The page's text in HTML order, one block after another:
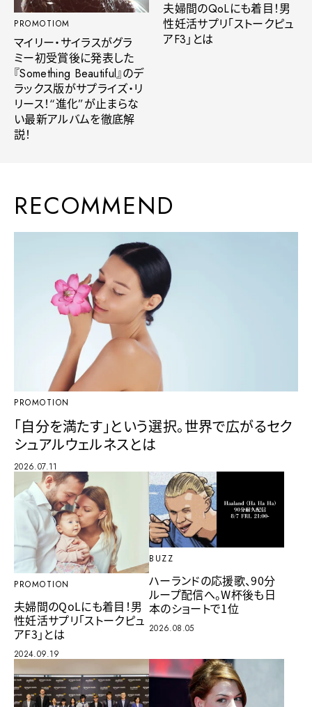
PROMOTIOM
マイリー・サイラスがグラ
ミー初受賞後に発表した
『Something Beautiful』のデ
ラックス版がサプライズ・リ
リース！“進化”が止まらな
い最新アルバムを徹底解
説！
夫婦間のQoLにも着目！男
性妊活サプリ「ストークピュ
アF3」とは
RECOMMEND
PROMOTION
「自分を満たす」という選択。世界で広がるセク
シュアルウェルネスとは
2026.07.11
PROMOTION
夫婦間のQoLにも着目！男
性妊活サプリ「ストークピュ
アF3」とは
2024.09.19
BUZZ
ハーランドの応援歌、90分
ループ配信へ。W杯後も日
本のショートで1位
2026.08.05